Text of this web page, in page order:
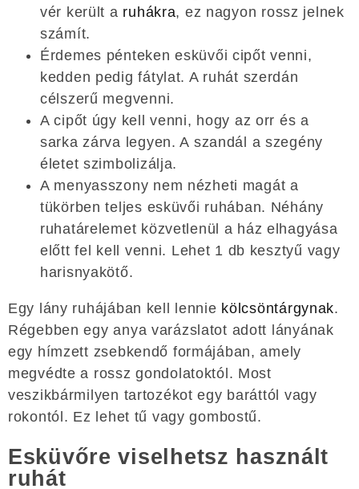
vér került a ruhákra, ez nagyon rossz jelnek
számít.
Érdemes pénteken esküvői cipőt venni,
kedden pedig fátylat. A ruhát szerdán
célszerű megvenni.
A cipőt úgy kell venni, hogy az orr és a
sarka zárva legyen. A szandál a szegény
életet szimbolizálja.
A menyasszony nem nézheti magát a
tükörben teljes esküvői ruhában. Néhány
ruhatárelemet közvetlenül a ház elhagyása
előtt fel kell venni. Lehet 1 db kesztyű vagy
harisnyakötő.
Egy lány ruhájában kell lennie kölcsöntárgynak.
Régebben egy anya varázslatot adott lányának
egy hímzett zsebkendő formájában, amely
megvédte a rossz gondolatoktól. Most
veszikbármilyen tartozékot egy baráttól vagy
rokontól. Ez lehet tű vagy gombostű.
Esküvőre viselhetsz használt
ruhát